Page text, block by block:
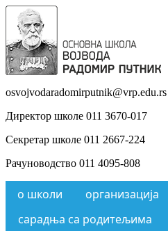
osvojvodaradomirputnik@vrp.edu.rs
Директор школе 011 3670-017
Секретар школе 011 2667-224
Рачуноводство 011 4095-808
о школи организација
сарадња са родитељима